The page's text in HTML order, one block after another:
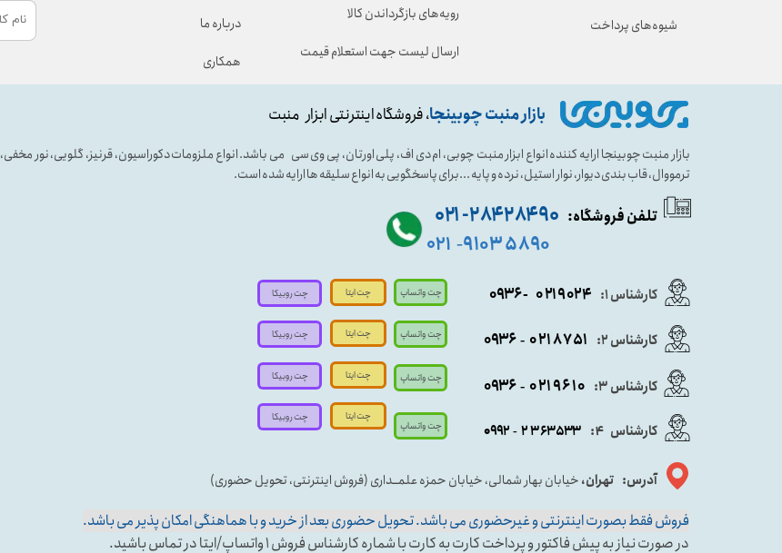
بازار منبت چوبینجا، فروشگاه اینترنتی ابزار منبت
بازار منبت چوبینجا ارایه کننده انواع ابزار منبت چوبی، ام دی اف، پلی اورتان، پی وی سی می باشد. انواع ملزومات دکوراسیون، قرنیز، گلویی، نور مخفی،
ترمووال، قاب بندی دیوار، نوار استیل، نرده و پایه ...برای پاسخگویی به انواع سلیقه ها ارایه شده است.
کارشناس ۱: ۰۲۱۹۰۲۴ - ۰۹۳۶
آدرس: تهران،خیابان بهار شمالی، خیابان حمزه علمــداری (فروش اینترنتی، تحویل حضوری)
تلفن فروشگاه: ۹۰ ۲۸۴ ۲۸۴- ۰۲۱
۵۸۹۰ ۹۱۰۳ -۰۲۱
کارشناس ۳: ۰۲۱۹۶۱۰ -۰۹۳۶
فروش فقط بصورت اینترنتی و غیرحضوری می باشد. تحویل حضوری بعد از خرید و با هماهنگی امکان پذیر می باشد.
در صورت نیاز به پیش فاکتور و پرداخت کارت به کارت با شماره کارشناس فروش ۱ واتساپ/ایتا در تماس باشید.
کارشناس ۲: ۰۲۱۸۷۵۱ - ۰۹۳۶
کارشناس 4
: ۲۳۶۳۵۳۳ - ۰۹۹۲
چت واتساپ
چت واتساپ
چت واتساپ
چت واتساپ
چت ایتا
چت ایتا
چت ایتا
چت ایتا
چت روبیکا
چت روبیکا
چت روبیکا
چت روبیکا
شیوه‌های پرداخت
رویه‌های بازگرداندن کالا
ارسال لیست جهت استعلام قیمت
درباره ما
همکاری